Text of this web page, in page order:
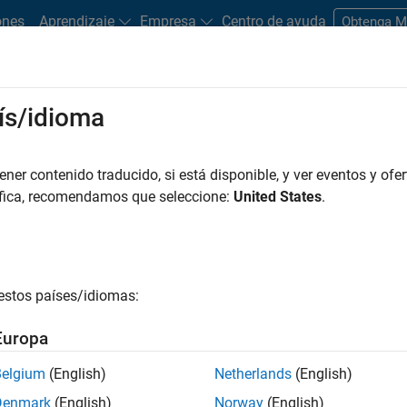
Aprendizaje Empresa Centro de ayuda Obtenga
matemáticas o computacionales del
El modelado de baterías es esencial para diseñar,
vehículos eléctricos, sistemas de energía renovable y
y Simscape Battery
de circuito equivalente (ECM), modelos electroquímicos y
simulaciones con Simscape Battery™ y Simulink
idioma
contenido traducido, si está disponible, y ver eventos y
recomendamos que seleccione: United States.
países/idiomas:
(English)
(English)
Netherlands (English)
Norway (English)